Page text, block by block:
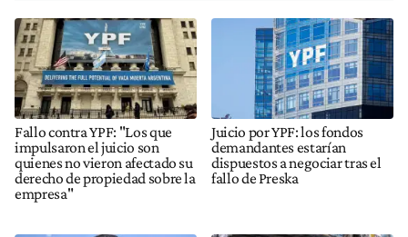
Fallo contra YPF: "Los que
impulsaron el juicio son
quienes no vieron afectado su
derecho de propiedad sobre la
empresa"
Juicio por YPF: los fondos
demandantes estarían
dispuestos a negociar tras el
fallo de Preska